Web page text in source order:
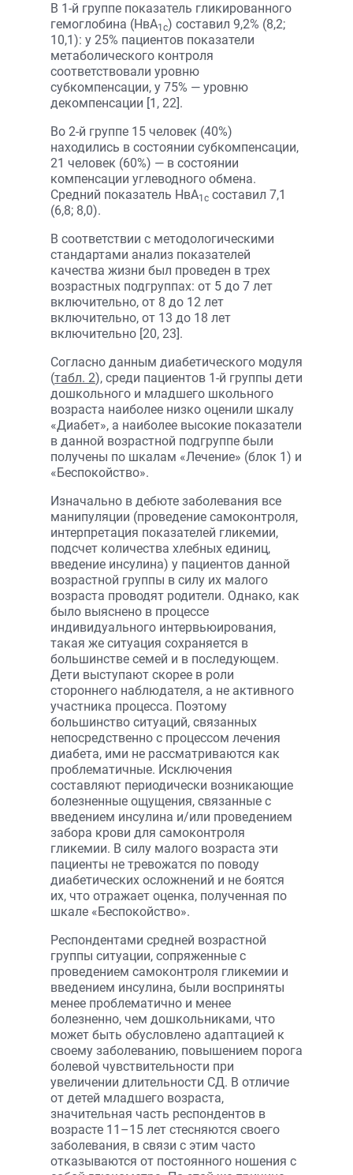
В 1-й группе показатель гликированного
гемоглобина (НвА1с) составил 9,2% (8,2;
10,1): у 25% пациентов показатели
метаболического контроля
соответствовали уровню
субкомпенсации, у 75% — уровню
декомпенсации [1, 22].
Во 2-й группе 15 человек (40%)
находились в состоянии субкомпенсации,
21 человек (60%) — в состоянии
компенсации углеводного обмена.
Средний показатель НвА1с составил 7,1
(6,8; 8,0).
В соответствии с методологическими
стандартами анализ показателей
качества жизни был проведен в трех
возрастных подгруппах: от 5 до 7 лет
включительно, от 8 до 12 лет
включительно, от 13 до 18 лет
включительно [20, 23].
Согласно данным диабетического модуля
(табл. 2), среди пациентов 1-й группы дети
дошкольного и младшего школьного
возраста наиболее низко оценили шкалу
«Диабет», а наиболее высокие показатели
в данной возрастной подгруппе были
получены по шкалам «Лечение» (блок 1) и
«Беспокойство».
Изначально в дебюте заболевания все
манипуляции (проведение самоконтроля,
интерпретация показателей гликемии,
подсчет количества хлебных единиц,
введение инсулина) у пациентов данной
возрастной группы в силу их малого
возраста проводят родители. Однако, как
было выяснено в процессе
индивидуального интервьюирования,
такая же ситуация сохраняется в
большинстве семей и в последующем.
Дети выступают скорее в роли
стороннего наблюдателя, а не активного
участника процесса. Поэтому
большинство ситуаций, связанных
непосредственно с процессом лечения
диабета, ими не рассматриваются как
проблематичные. Исключения
составляют периодически возникающие
болезненные ощущения, связанные с
введением инсулина и/или проведением
забора крови для самоконтроля
гликемии. В силу малого возраста эти
пациенты не тревожатся по поводу
диабетических осложнений и не боятся
их, что отражает оценка, полученная по
шкале «Беспокойство».
Респондентами средней возрастной
группы ситуации, сопряженные с
проведением самоконтроля гликемии и
введением инсулина, были восприняты
менее проблематично и менее
болезненно, чем дошкольниками, что
может быть обусловлено адаптацией к
своему заболеванию, повышением порога
болевой чувствительности при
увеличении длительности СД. В отличие
от детей младшего возраста,
значительная часть респондентов в
возрасте 11–15 лет стесняются своего
заболевания, в связи с этим часто
отказываются от постоянного ношения с